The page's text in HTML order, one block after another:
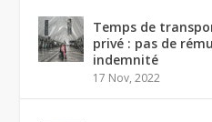
Temps de
privé : pas de
indemnité
17 Nov, 2022